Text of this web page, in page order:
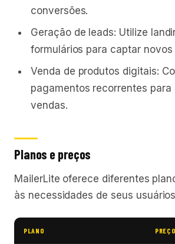
conversões.
Geração de leads: Utilize
formulários para captar
Venda de produtos digitais:
pagamentos recorrentes para
vendas.
Planos e preços
MailerLite oferece diferentes
às necessidades de seus
PLANO PREÇO